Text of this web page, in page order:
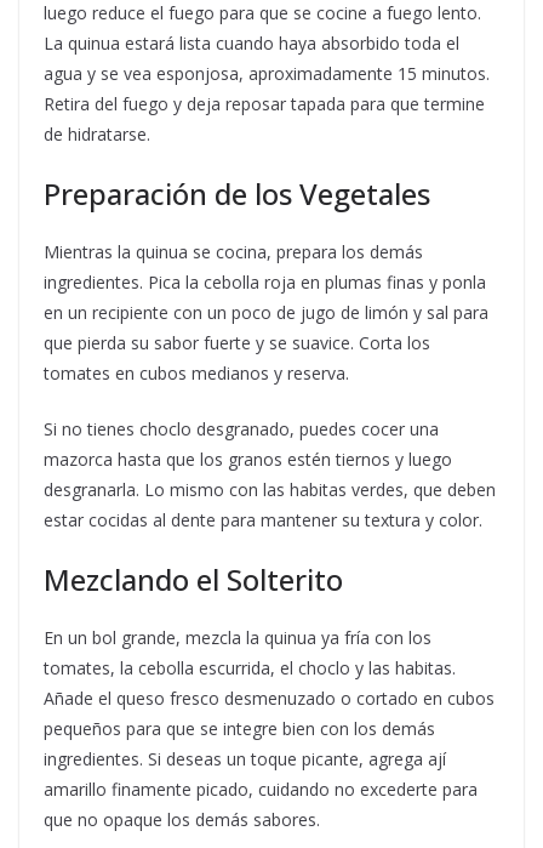
luego reduce el fuego para que se cocine a fuego lento.
La quinua estará lista cuando haya absorbido toda el
agua y se vea esponjosa, aproximadamente 15 minutos.
Retira del fuego y deja reposar tapada para que termine
de hidratarse.
Preparación de los Vegetales
Mientras la quinua se cocina, prepara los demás
ingredientes. Pica la cebolla roja en plumas finas y ponla
en un recipiente con un poco de jugo de limón y sal para
que pierda su sabor fuerte y se suavice. Corta los
tomates en cubos medianos y reserva.
Si no tienes choclo desgranado, puedes cocer una
mazorca hasta que los granos estén tiernos y luego
desgranarla. Lo mismo con las habitas verdes, que deben
estar cocidas al dente para mantener su textura y color.
Mezclando el Solterito
En un bol grande, mezcla la quinua ya fría con los
tomates, la cebolla escurrida, el choclo y las habitas.
Añade el queso fresco desmenuzado o cortado en cubos
pequeños para que se integre bien con los demás
ingredientes. Si deseas un toque picante, agrega ají
amarillo finamente picado, cuidando no excederte para
que no opaque los demás sabores.